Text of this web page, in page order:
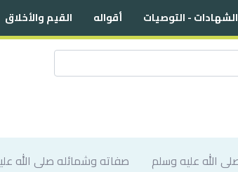
الشهادات - التوصيات أقواله القيم والأخلاق
صفاته وشمائله صلى الله